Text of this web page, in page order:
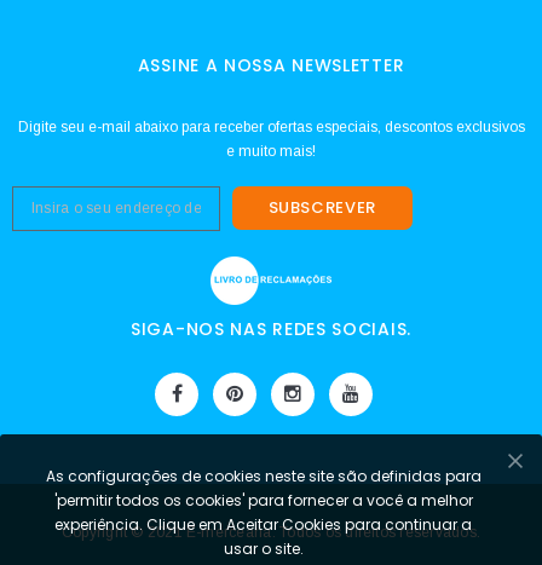
ASSINE A NOSSA NEWSLETTER
Digite seu e-mail abaixo para receber ofertas especiais, descontos exclusivos
e muito mais!
SUBSCREVER
SIGA-NOS NAS REDES SOCIAIS.
Copyright © 2021 E-mercearia. Todos os direitos reservados.
As configurações de cookies neste site são definidas para
'permitir todos os cookies' para fornecer a você a melhor
experiência. Clique em Aceitar Cookies para continuar a
usar o site.